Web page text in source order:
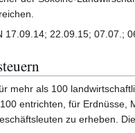
17.09.14; 22.09.15; 07.07.;
mehr als 100
entrichten, für Erdnüsse,
zu erheben.